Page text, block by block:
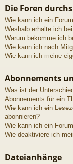
Die Foren
Wie kann ich ein
Weshalb erhalte ich
Warum bekomme ich
Wie kann ich nach
Wie kann ich meine
Abonnements
Was ist der
Abonnements für ein
Wie kann ich ein
abonnieren?
Wie kann ich ein
Wie deaktiviere ich
Dateianhänge